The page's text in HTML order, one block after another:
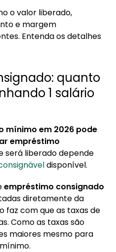
margem consignável
consignado
calcule o crédito
vale a pena para
empréstimo
aceitável
o valor liberado,
e margem
Entenda os detalhes
quanto
1 salário
mínimo em 2026 pode
empréstimo
será liberado depende
disponível.
empréstimo consignado
diretamente da
faz com que as taxas de
Como as taxas são
maiores mesmo para